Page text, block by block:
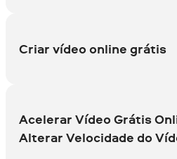
Criar vídeo online grátis
Acelerar Vídeo Grátis
Alterar Velocidade do